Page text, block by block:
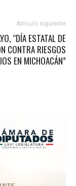
Artículo siguiente
“DÍA ESTATAL DE
CONTRA RIESGOS
EN MICHOACÁN”